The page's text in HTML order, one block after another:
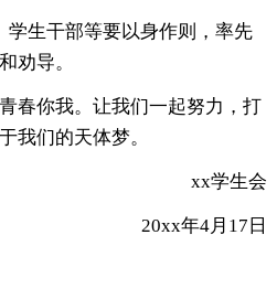
学生干部等要以身作则，率先
劝导。
春你我。让我们一起努力，打
我们的天体梦。
xx学生会
20xx年4月17日